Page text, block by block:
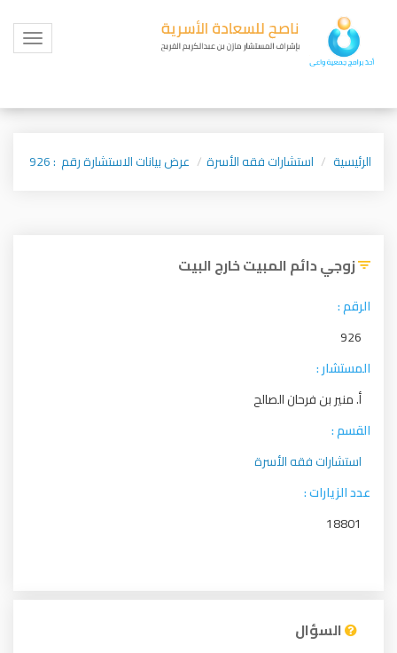
Toggle
الرئيسية استشارات فقه الأسرة عرض بيانات الاستشارة رقم : 926
زوجي دائم المبيت خارج البيت
الرقم :
926
المستشار :
أ. منير بن فرحان الصالح
القسم :
استشارات فقه الأسرة
عدد الزيارات :
18801
السؤال